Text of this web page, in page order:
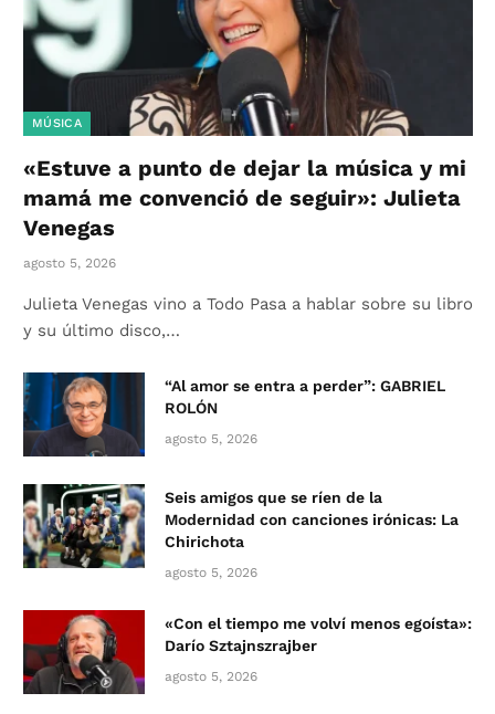
MÚSICA
«Estuve a punto de dejar la música y mi
mamá me convenció de seguir»: Julieta
Venegas
agosto 5, 2026
Julieta Venegas vino a Todo Pasa a hablar sobre su libro
y su último disco,…
“Al amor se entra a perder”: GABRIEL
ROLÓN
agosto 5, 2026
Seis amigos que se ríen de la
Modernidad con canciones irónicas: La
Chirichota
agosto 5, 2026
«Con el tiempo me volví menos egoísta»:
Darío Sztajnszrajber
agosto 5, 2026